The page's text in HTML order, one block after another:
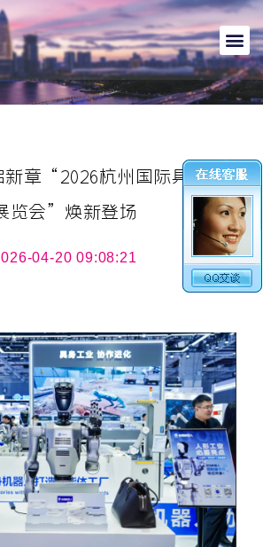
新章“2026杭州国际具身智能
览会”焕新登场
04-20 09:08:21